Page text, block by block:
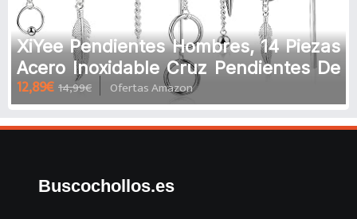
XiYee Pendientes Hombres, 14 Piezas
Acero Inoxidable Cruz Pendientes De
Cadena Mujeres, Pendientes d
12,89€ 14,99€ Ofertas Amazon
Buscochollos.es